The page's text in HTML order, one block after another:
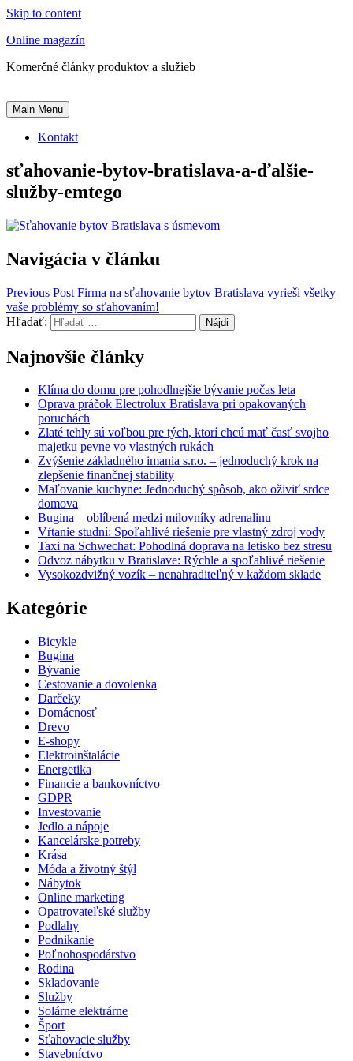
Skip to content
Online magazín
Komerčné články produktov a služieb
Main Menu
Kontakt
sťahovanie-bytov-bratislava-a-ďalšie-
služby-emtego
Navigácia v článku
Previous Post Firma na sťahovanie bytov Bratislava vyrieši všetky
vaše problémy so sťahovaním!
Hľadať:
Najnovšie články
Klíma do domu pre pohodlnejšie bývanie počas leta
Oprava práčok Electrolux Bratislava pri opakovaných
poruchách
Zlaté tehly sú voľbou pre tých, ktorí chcú mať časť svojho
majetku pevne vo vlastných rukách
Zvýšenie základného imania s.r.o. – jednoduchý krok na
zlepšenie finančnej stability
Maľovanie kuchyne: Jednoduchý spôsob, ako oživiť srdce
domova
Bugina – oblíbená medzi milovníky adrenalinu
Vŕtanie studní: Spoľahlivé riešenie pre vlastný zdroj vody
Taxi na Schwechat: Pohodlná doprava na letisko bez stresu
Odvoz nábytku v Bratislave: Rýchle a spoľahlivé riešenie
Vysokozdvižný vozík – nenahraditeľný v každom sklade
Kategórie
Bicykle
Bugina
Bývanie
Cestovanie a dovolenka
Darčeky
Domácnosť
Drevo
E-shopy
Elektroinštalácie
Energetika
Financie a bankovníctvo
GDPR
Investovanie
Jedlo a nápoje
Kancelárske potreby
Krása
Móda a životný štýl
Nábytok
Online marketing
Opatrovateľské služby
Podlahy
Podnikanie
Poľnohospodárstvo
Rodina
Skladovanie
Služby
Solárne elektrárne
Šport
Sťahovacie služby
Stavebníctvo